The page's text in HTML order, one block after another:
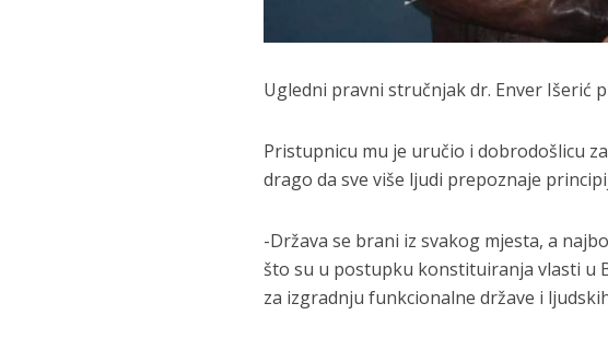
Ugledni pravni stručnjak dr. Enver Išerić
Pristupnicu mu je uručio i dobrodošlicu
drago da sve više ljudi prepoznaje
-Država se brani iz svakog mjesta, a
što su u postupku konstituiranja vlasti u
za izgradnju funkcionalne države i